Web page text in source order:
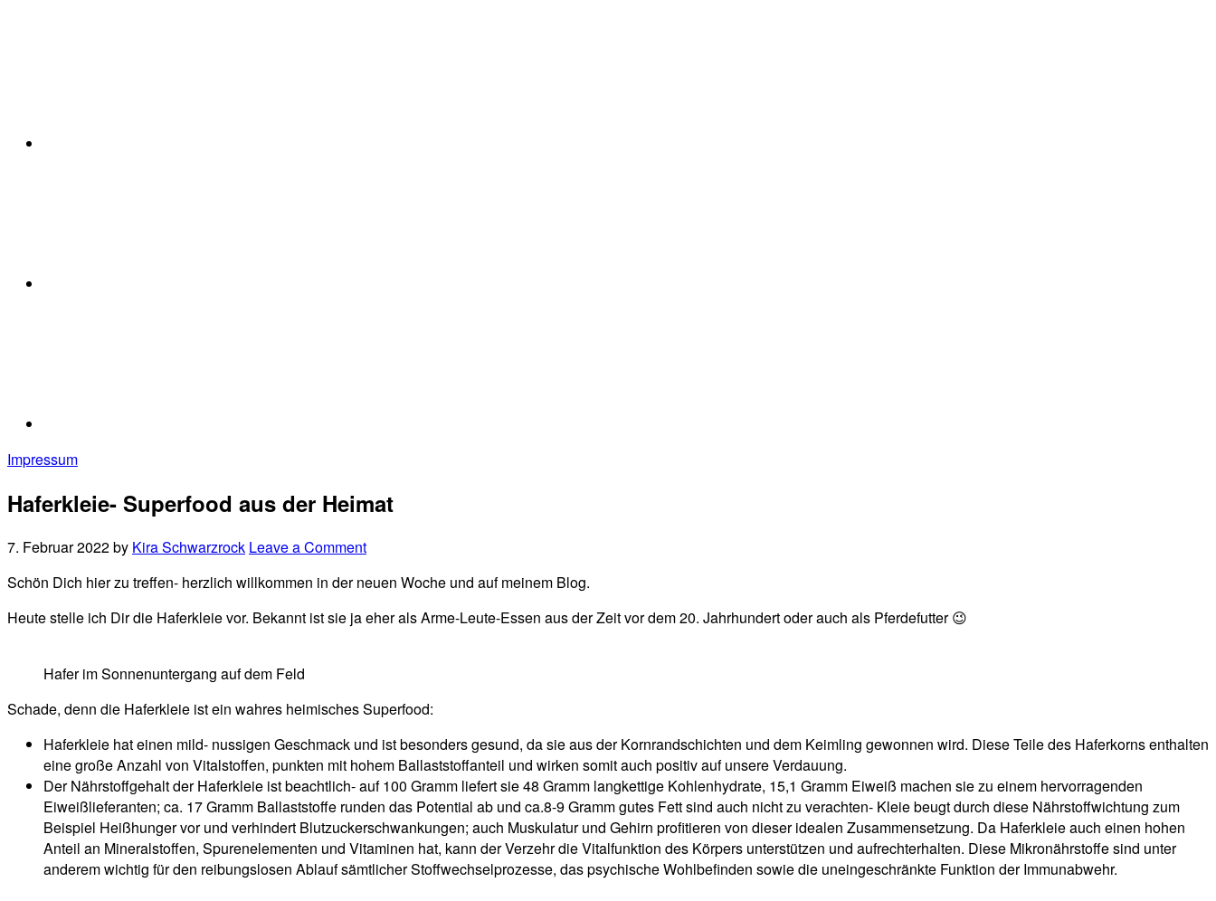
Impressum
Haferkleie- Superfood aus der Heimat
7. Februar 2022by Kira Schwarzrock Leave a Comment
Schön Dich hier zu treffen- herzlich willkommen in der neuen Woche und auf meinem Blog.
Heute stelle ich Dir die Haferkleie vor. Bekannt ist sie ja eher als Arme-Leute-Essen aus der Zeit vor dem 20. Jahrhundert oder auch als Pferdefutter 😉
Hafer im Sonnenuntergang auf dem Feld
Schade, denn die Haferkleie ist ein wahres heimisches Superfood:
Haferkleie hat einen mild- nussigen Geschmack und ist besonders gesund, da sie aus der Kornrandschichten und dem Keimling gewonnen wird. Diese Teile des Haferkorns enthalten
eine große Anzahl von Vitalstoffen, punkten mit hohem Ballaststoffanteil und wirken somit auch positiv auf unsere Verdauung.
Der Nährstoffgehalt der Haferkleie ist beachtlich- auf 100 Gramm liefert sie 48 Gramm langkettige Kohlenhydrate, 15,1 Gramm Eiweiß machen sie zu einem hervorragenden
Eiweißlieferanten; ca. 17 Gramm Ballaststoffe runden das Potential ab und ca.8-9 Gramm gutes Fett sind auch nicht zu verachten- Kleie beugt durch diese Nährstoffwichtung zum
Beispiel Heißhunger vor und verhindert Blutzuckerschwankungen; auch Muskulatur und Gehirn profitieren von dieser idealen Zusammensetzung. Da Haferkleie auch einen hohen
Anteil an Mineralstoffen, Spurenelementen und Vitaminen hat, kann der Verzehr die Vitalfunktion des Körpers unterstützen und aufrechterhalten. Diese Mikronährstoffe sind unter
anderem wichtig für den reibungslosen Ablauf sämtlicher Stoffwechselprozesse, das psychische Wohlbefinden sowie die uneingeschränkte Funktion der Immunabwehr.